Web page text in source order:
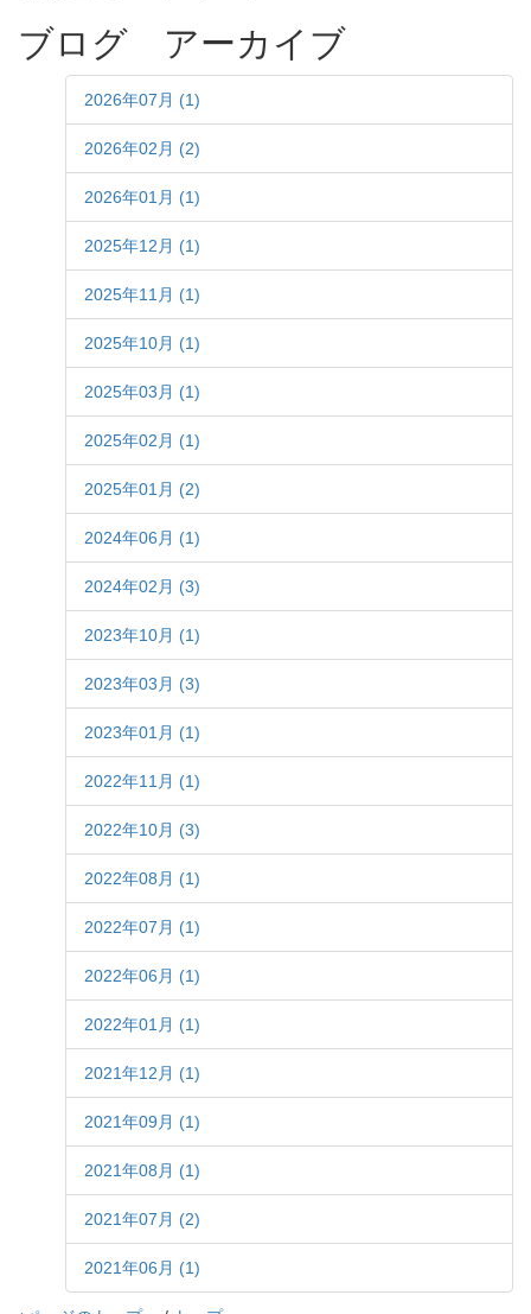
ブログ アーカイブ
2026年07月 (1)
2026年02月 (2)
2026年01月 (1)
2025年12月 (1)
2025年11月 (1)
2025年10月 (1)
2025年03月 (1)
2025年02月 (1)
2025年01月 (2)
2024年06月 (1)
2024年02月 (3)
2023年10月 (1)
2023年03月 (3)
2023年01月 (1)
2022年11月 (1)
2022年10月 (3)
2022年08月 (1)
2022年07月 (1)
2022年06月 (1)
2022年01月 (1)
2021年12月 (1)
2021年09月 (1)
2021年08月 (1)
2021年07月 (2)
2021年06月 (1)